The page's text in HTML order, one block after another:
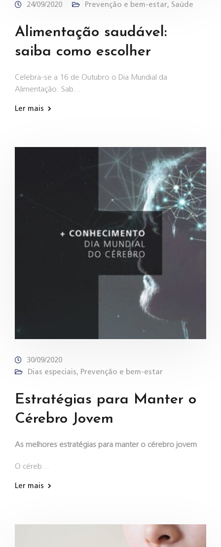
24/09/2020 Prevenção e bem-estar, Saúde
Alimentação saudável:
saiba como escolher
Celebra-se a 16 de Outubro o Dia Mundial da
Alimentação. Sab…
Ler mais
30/09/2020
Dias especiais, Prevenção e bem-estar
Estratégias para Manter o
Cérebro Jovem
As melhores estratégias para manter o cérebro jovem
O céreb…
Ler mais